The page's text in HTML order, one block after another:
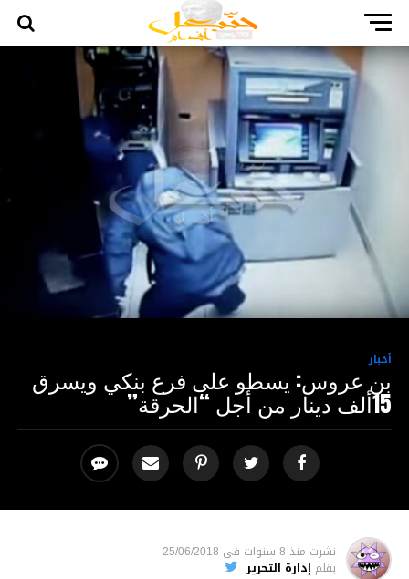
أخبار
بن عروس: يسطو على فرع بنكي ويسرق
15ألف دينار من أجل “الحرقة”
نشرت منذ 8 سنوات فى 25/06/2018
بقلم إدارة التحرير